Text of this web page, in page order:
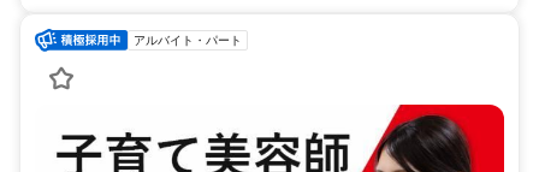
アルバイト・パート